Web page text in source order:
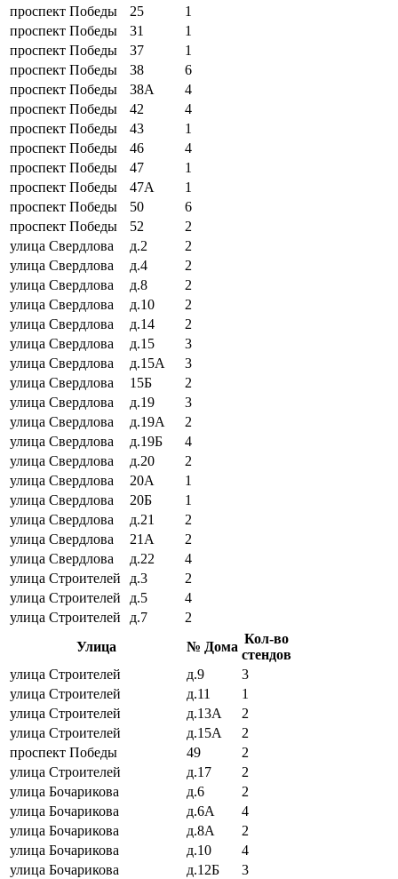
проспект Победы
25
1
проспект Победы
31
1
проспект Победы
37
1
проспект Победы
38
6
проспект Победы
38А
4
проспект Победы
42
4
проспект Победы
43
1
проспект Победы
46
4
проспект Победы
47
1
проспект Победы
47А
1
проспект Победы
50
6
проспект Победы
52
2
улица Свердлова
д.2
2
улица Свердлова
д.4
2
улица Свердлова
д.8
2
улица Свердлова
д.10
2
улица Свердлова
д.14
2
улица Свердлова
д.15
3
улица Свердлова
д.15А
3
улица Свердлова
15Б
2
улица Свердлова
д.19
3
улица Свердлова
д.19А
2
улица Свердлова
д.19Б
4
улица Свердлова
д.20
2
улица Свердлова
20А
1
улица Свердлова
20Б
1
улица Свердлова
д.21
2
улица Свердлова
21А
2
улица Свердлова
д.22
4
улица Строителей
д.3
2
улица Строителей
д.5
4
улица Строителей
д.7
2
Улица
№ Дома
Кол-во
стендов
улица Строителей
д.9
3
улица Строителей
д.11
1
улица Строителей
д.13А
2
улица Строителей
д.15А
2
проспект Победы
49
2
улица Строителей
д.17
2
улица Бочарикова
д.6
2
улица Бочарикова
д.6А
4
улица Бочарикова
д.8А
2
улица Бочарикова
д.10
4
улица Бочарикова
д.12Б 3